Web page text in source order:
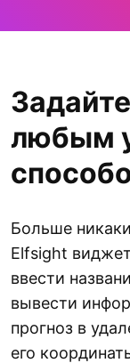
любым
Больше
Elfsight
ввести
вывести
прогноз в
его